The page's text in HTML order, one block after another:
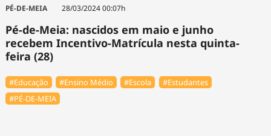
PÉ-DE-MEIA 28/03/2024 00:07h
Pé-de-Meia: nascidos em maio e junho
recebem Incentivo-Matrícula nesta quinta-
feira (28)
#Educação #Ensino Médio #Escola
#Estudantes
#PÉ-DE-MEIA